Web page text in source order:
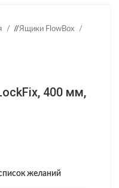
/ Ящики FlowBox
400 мм,
желаний